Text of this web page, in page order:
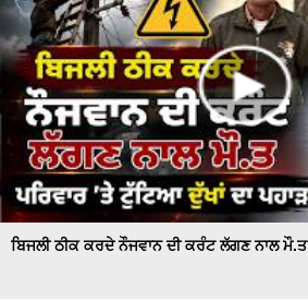
ਬਿਜਲੀ ਠੀਕ ਕਰਦੇ ਨੌਜਵਾਨ ਦੀ ਕਰੰਟ ਲੱਗਣ ਨਾਲ ਮੌ.ਤ